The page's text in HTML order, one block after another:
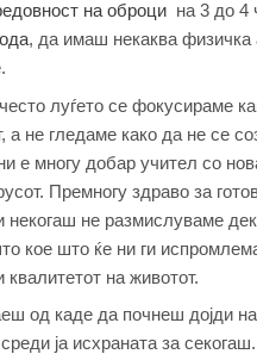
на оброци на 3 до 4
, да имаш некаква физичка
луѓето се фокусираме
а не гледаме како да не се
е многу добар учител со
Премногу здраво за
некогаш не размислуваме
кое што ќе ни ги
квалитетот на животот.
од каде да почнеш дојди на
ја исхраната за секогаш.